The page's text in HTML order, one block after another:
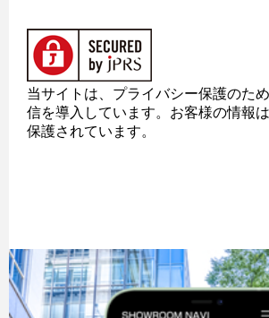
当サイトは、プライバシー保護のた
信を導入しています。お客様の情報
保護されています。